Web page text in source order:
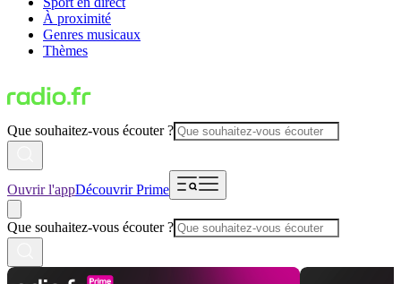
À proximité
Genres musicaux
Thèmes
Que souhaitez-vous écouter ?
Ouvrir l'appDécouvrir Prime
Que souhaitez-vous écouter ?